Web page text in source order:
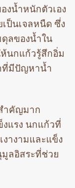
งน้ำหนักตัวเอง
ป็นเจลหนืด ซึ่ง
ลของน้ำใน
นกแก้วรู้สึกอิ่ม
ที่มีปัญหาน้ำ
ำคัญมาก
แรง นกแก้วที่
างามและแข็ง
ลอิสระที่ช่วย